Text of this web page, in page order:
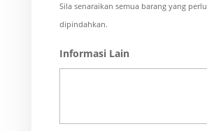
Sila senaraikan semua barang yang perlu
dipindahkan.
Informasi Lain